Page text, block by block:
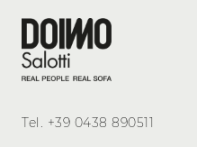
Tel. +39 0438 890511